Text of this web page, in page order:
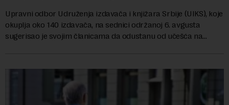
Upravni odbor Udruženja izdavača i knjižara Srbije (UIKS), koje
okuplja oko 140 izdavača, na sednici održanoj 6. avgusta
sugerisao je svojim članicama da odustanu od učešća na